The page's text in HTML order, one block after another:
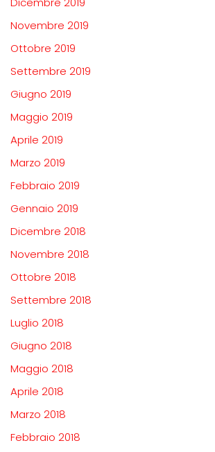
Novembre 2019
Ottobre 2019
Settembre 2019
Giugno 2019
Maggio 2019
Aprile 2019
Marzo 2019
Febbraio 2019
Gennaio 2019
Dicembre 2018
Novembre 2018
Ottobre 2018
Settembre 2018
Luglio 2018
Giugno 2018
Maggio 2018
Aprile 2018
Marzo 2018
Febbraio 2018